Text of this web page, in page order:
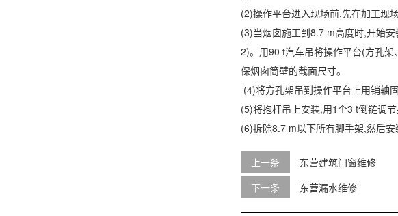
(2)操作平台进入现场前,先在加工现
(3)当烟囱施工到8.7 m高度时,开始
2)。用90 t汽车吊将操作平台(方孔
保烟囱筒壁的截面尺寸。
(4)将方孔架吊到操作平台上用销轴
(5)将抱杆吊上安装,用1个3 t倒链调节
(6)拆除8.7 m以下所有脚手架,然后
上一条
东营建筑门窗维修
下一条
东营漏水维修